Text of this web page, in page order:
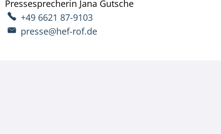
Pressesprecherin Jana Gutsche
+49 6621 87-9103
presse@hef-rof.de